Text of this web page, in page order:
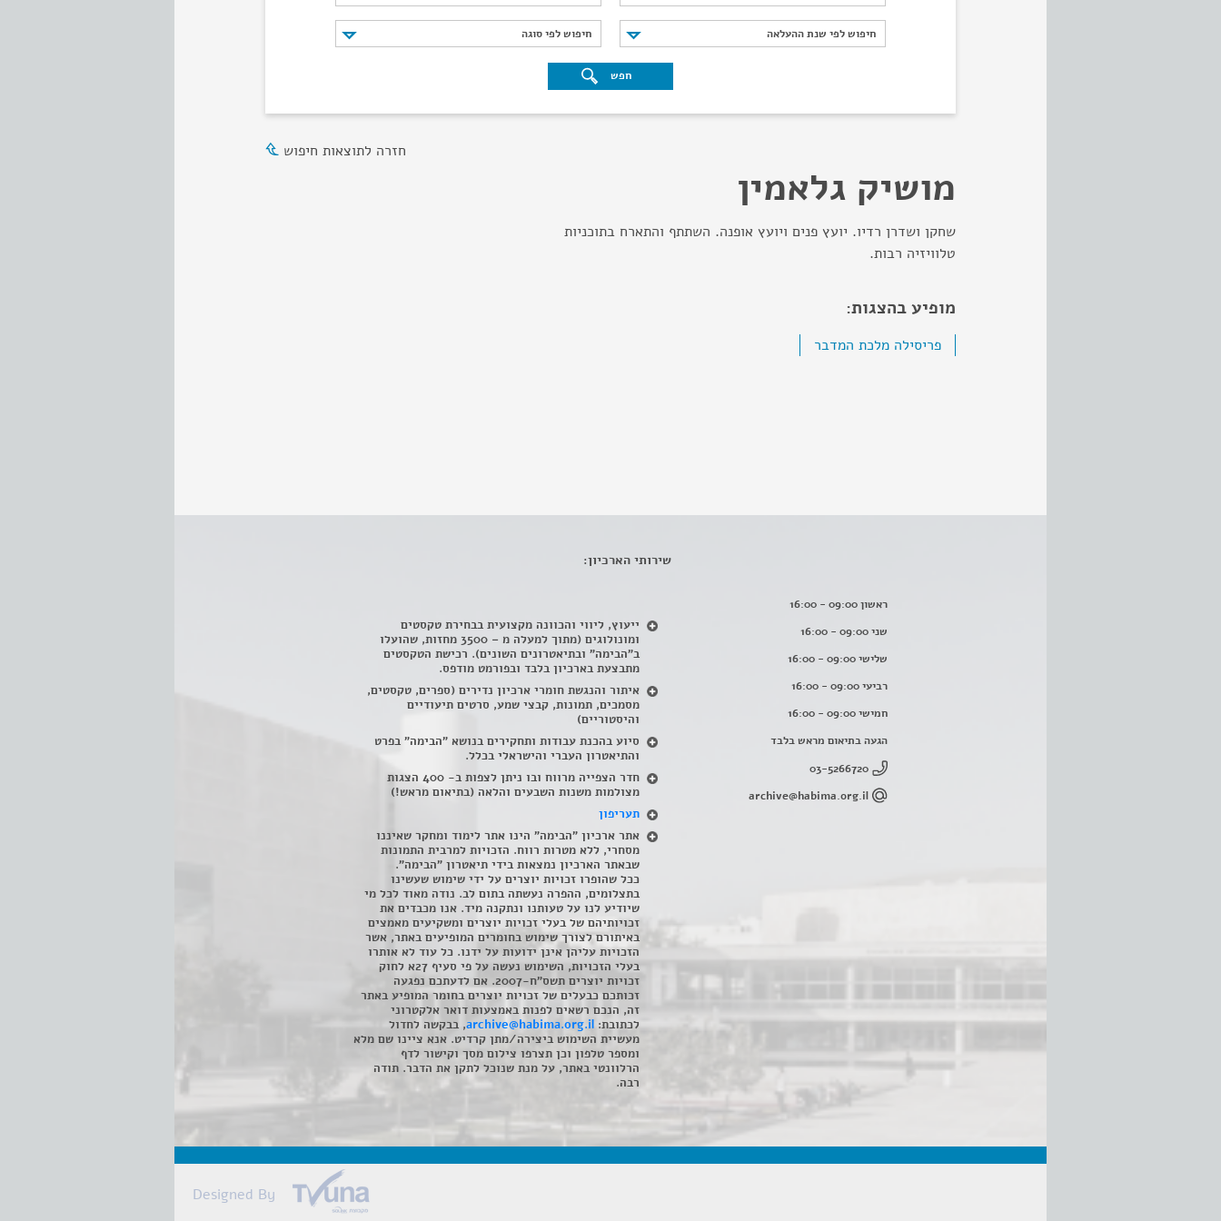
חיפוש לפי שנת ההעלאה
חיפוש לפי שנת ההעלאה חיפוש לפי סוגה
חיפוש לפי סוגה
חפש
חזרה לתוצאות חיפוש
מושיק גלאמין
שחקן ושדרן רדיו. יועץ פנים ויועץ אופנה. השתתף והתארח בתוכניות
טלוויזיה רבות.
מופיע בהצגות:
פריסילה מלכת המדבר
ראשון 09:00 - 16:00
שני 09:00 - 16:00
שלישי 09:00 - 16:00
רביעי 09:00 - 16:00
חמישי 09:00 - 16:00
הגעה בתיאום מראש בלבד
03-5266720
archive@habima.org.il
שירותי הארכיון:
ייעוץ, ליווי והכוונה מקצועית בבחירת טקסטים
ומונולוגים (מתוך למעלה מ – 3500 מחזות, שהועלו
ב"הבימה" ובתיאטרונים השונים). רכישת הטקסטים
מתבצעת בארכיון בלבד ובפורמט מודפס.
איתור והנגשת חומרי ארכיון נדירים (ספרים, טקסטים,
מסמכים, תמונות, קבצי שמע, סרטים תיעודיים
והיסטוריים)
סיוע בהכנת עבודות ותחקירים בנושא "הבימה" בפרט
והתיאטרון העברי והישראלי בכלל.
חדר הצפייה מרווח ובו ניתן לצפות ב- 400 הצגות
מצולמות משנות השבעים והלאה (בתיאום מראש!)
תעריפון
אתר ארכיון "הבימה" הינו אתר לימוד ומחקר שאיננו
מסחרי, ללא מטרות רווח. הזכויות למרבית התמונות
שבאתר הארכיון נמצאות בידי תיאטרון "הבימה".
ככל שהופרו זכויות יוצרים על ידי שימוש שעשינו
בתצלומים, ההפרה נעשתה בתום לב. נודה מאוד לכל מי
שיודיע לנו על טעותנו ונתקנה מיד. אנו מכבדים את
זכויותיהם של בעלי זכויות יוצרים ומשקיעים מאמצים
באיתורם לצורך שימוש בחומרים המופיעים באתר, אשר
הזכויות עליהן אינן ידועות על ידנו. כל עוד לא אותרו
בעלי הזכויות, השימוש נעשה על פי סעיף 27א לחוק
זכויות יוצרים תשס"ח-2007. אם לדעתכם נפגעה
זכותכם כבעלים של זכויות יוצרים בחומר המופיע באתר
זה, הנכם רשאים לפנות באמצעות דואר אלקטרוני
לכתובת: archive@habima.org.il, בבקשה לחדול
מעשיית השימוש ביצירה/מתן קרדיט. אנא ציינו שם מלא
ומספר טלפון וכן תצרפו צילום מסך וקישור לדף
הרלוונטי באתר, על מנת שנוכל לתקן את הדבר. תודה
רבה.
Designed By